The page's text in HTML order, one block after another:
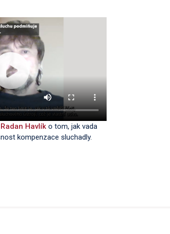
Radan Havlík o tom, jak vada
kompenzace sluchadly.